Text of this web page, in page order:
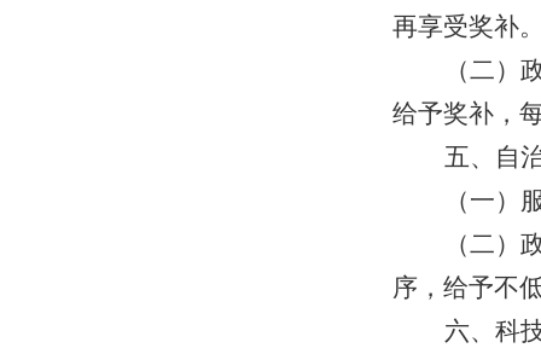
再享受奖补
（二）
给予奖补，
五、自
（一）
（二）
序，给予不
六、科